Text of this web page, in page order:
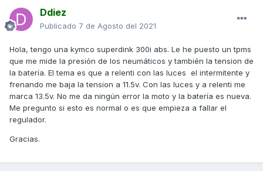
Ddiez
Publicado 7 de Agosto del 2021
Hola, tengo una kymco superdink 300i abs. Le he puesto un tpms
que me mide la presión de los neumáticos y también la tension de
la batería. El tema es que a relenti con las luces el intermitente y
frenando me baja la tension a 11.5v. Con las luces y a relenti me
marca 13.5v. No me da ningún error la moto y la batería es nueva.
Me pregunto si esto es normal o es que empieza a fallar el
regulador.
Gracias.